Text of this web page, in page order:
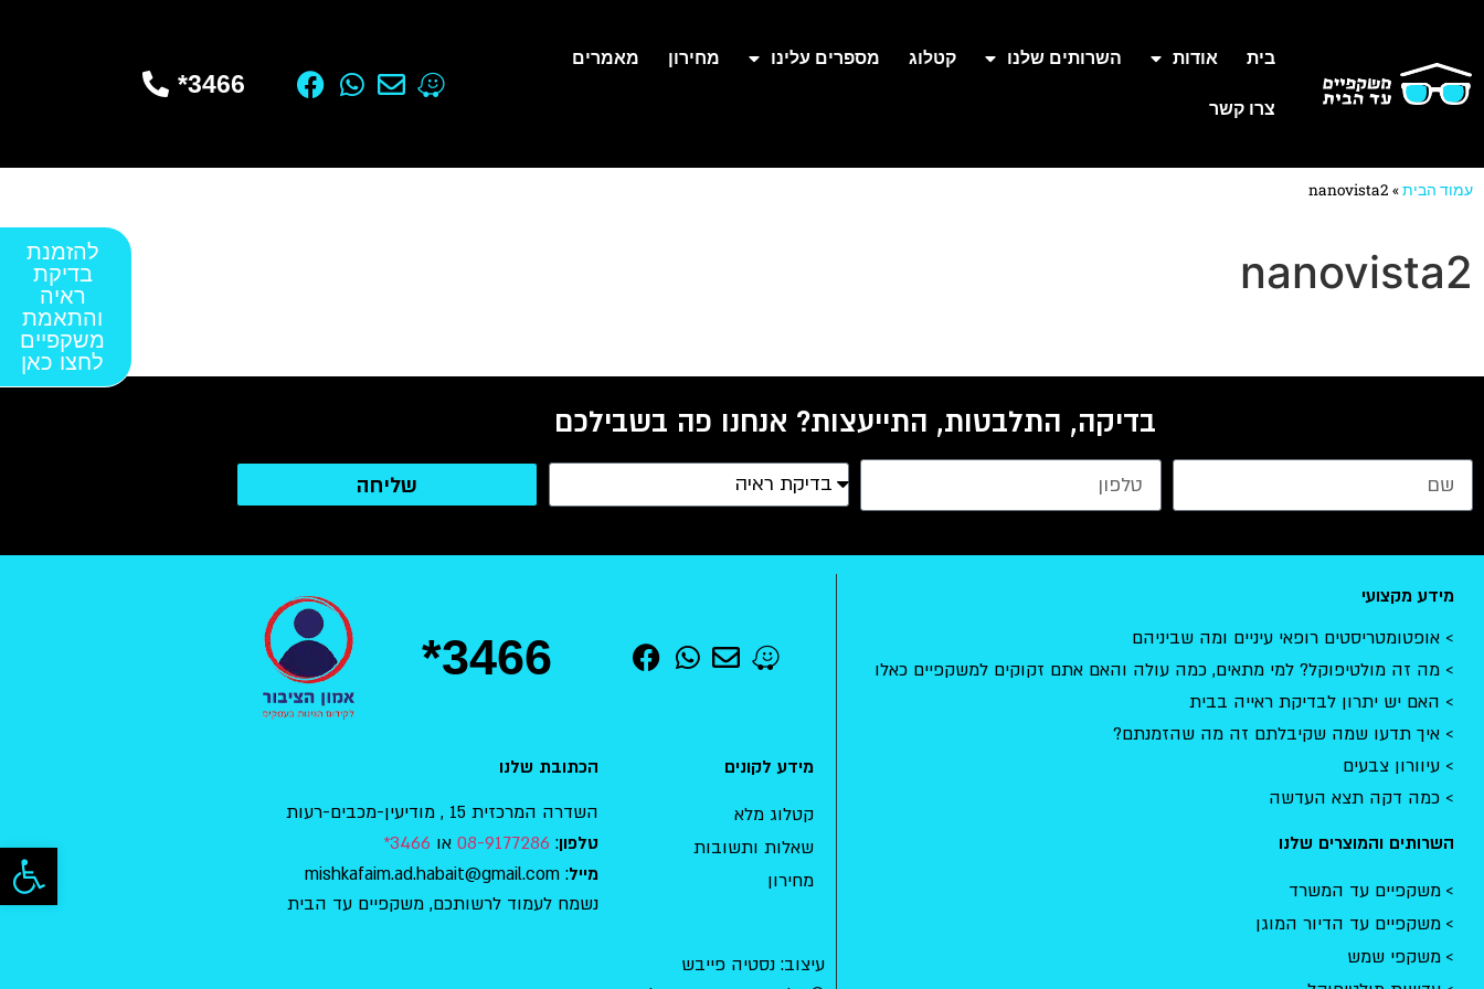
בית אודות השרותים שלנו קטלוג מספרים עלינו מחירון מאמרים
צרו קשר
3466*
עמוד הבית»
nanovista2
nanovista2
בדיקה, התלבטות, התייעצות? אנחנו פה בשבילכם
שליחה
מידע מקצועי
אופטומטריסטים רופאי עיניים ומה שביניהם
מה זה מולטיפוקל? למי מתאים, כמה עולה והאם אתם זקוקים למשקפיים כאלו
האם יש יתרון לבדיקת ראייה בבית
איך תדעו שמה שקיבלתם זה מה שהזמנתם?
עיוורון צבעים
כמה דקה תצא העדשה
השרותים והמוצרים שלנו
משקפיים עד המשרד
משקפיים עד הדיור המוגן
משקפי שמש
*3466
מידע לקונים
קטלוג מלא
שאלות ותשובות
מחירון
הכתובת שלנו
השדרה המרכזית 15 , מודיעין-מכבים-רעות
טלפון:
08-9177286 או 3466*
מייל: mishkafaim.ad.habait@gmail.com
נשמח לעמוד לרשותכם, משקפיים עד הבית
עיצוב: נסטיה פייבש
להזמנת
בדיקת
ראיה
והתאמת
משקפיים
לחצו כאן
פתח